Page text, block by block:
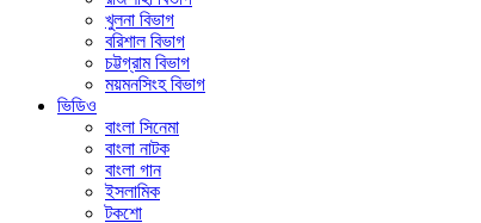
খুলনা বিভাগ
বরিশাল বিভাগ
চট্টগ্রাম বিভাগ
ময়মনসিংহ বিভাগ
ভিডিও
বাংলা সিনেমা
বাংলা নাটক
বাংলা গান
ইসলামিক
টকশো